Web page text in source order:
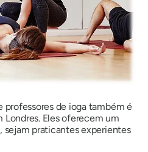
professores de ioga também é
Londres. Eles oferecem um
sejam praticantes experientes